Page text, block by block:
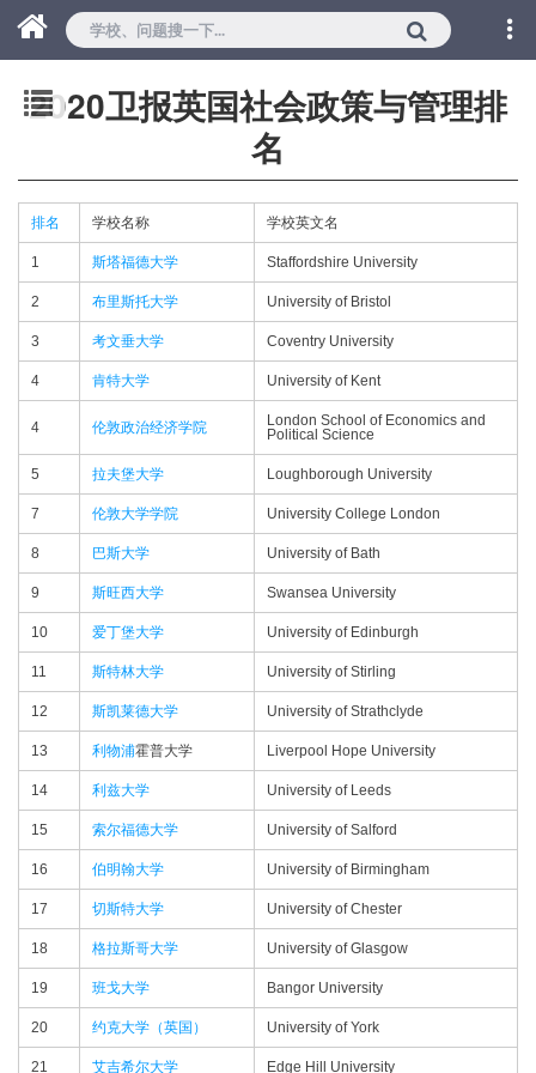
2020卫报英国社会政策与管理排
名
排名 学校名称 学校英文名
1 斯塔福德大学 Staffordshire University
2 布里斯托大学 University of Bristol
3 考文垂大学 Coventry University
4 肯特大学 University of Kent
4 伦敦政治经济学院
London School of Economics and
Political Science
5 拉夫堡大学 Loughborough University
7 伦敦大学学院 University College London
8 巴斯大学 University of Bath
9 斯旺西大学 Swansea University
10 爱丁堡大学 University of Edinburgh
11 斯特林大学 University of Stirling
12 斯凯莱德大学 University of Strathclyde
13 利物浦霍普大学 Liverpool Hope University
14 利兹大学 University of Leeds
15 索尔福德大学 University of Salford
16 伯明翰大学 University of Birmingham
17 切斯特大学 University of Chester
18 格拉斯哥大学 University of Glasgow
19 班戈大学 Bangor University
20 约克大学（英国） University of York
21 艾吉希尔大学 Edge Hill University